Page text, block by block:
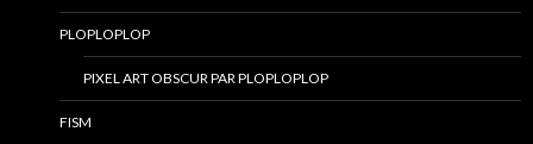
PLOPLOPLOP
PIXEL ART OBSCUR PAR PLOPLOPLOP
FISM